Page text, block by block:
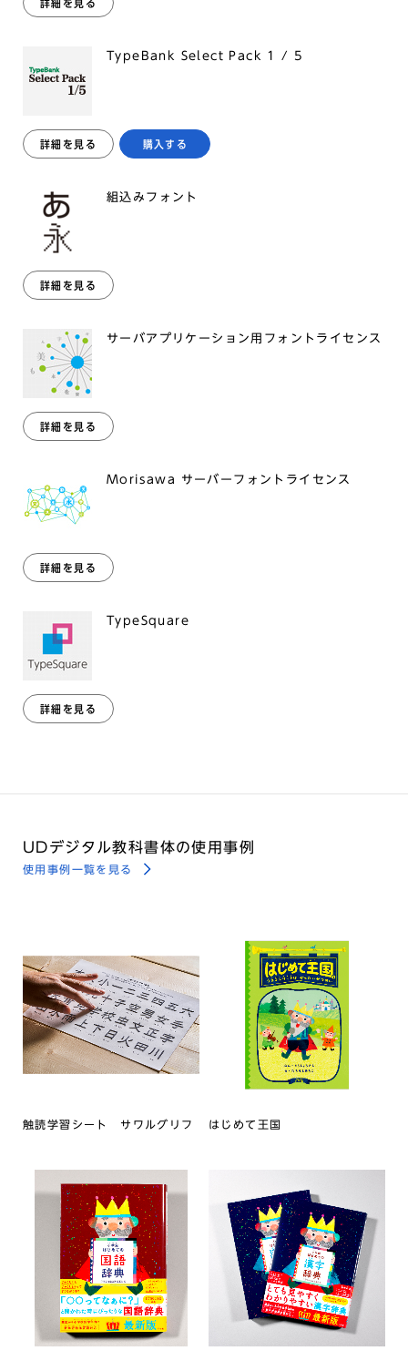
詳細を見る
TypeBank Select Pack 1 / 5
詳細を見る 購入する
組込みフォント
詳細を見る
サーバアプリケーション用フォントライセンス
詳細を見る
Morisawa サーバーフォントライセンス
詳細を見る
TypeSquare
詳細を見る
UDデジタル教科書体の使用事例
使用事例一覧を見る
触読学習シート サワルグリフ はじめて王国